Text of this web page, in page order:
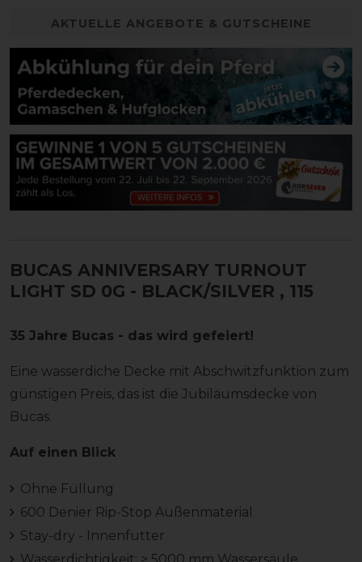
AKTUELLE ANGEBOTE & GUTSCHEINE
BUCAS ANNIVERSARY TURNOUT
LIGHT SD 0G - BLACK/SILVER , 115
35 Jahre Bucas - das wird gefeiert!
Eine wasserdiche Decke mit Abschwitzfunktion zum
günstigen Preis, das ist die Jubiläumsdecke von
Bucas.
Auf einen Blick
Ohne Füllung
600 Denier Rip-Stop Außenmaterial
Stay-dry - Innenfutter